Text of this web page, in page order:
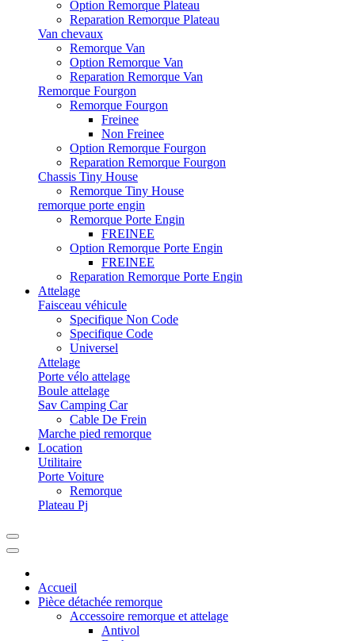
Option Remorque Plateau
Reparation Remorque Plateau
Van chevaux
Remorque Van
Option Remorque Van
Reparation Remorque Van
Remorque Fourgon
Remorque Fourgon
Freinee
Non Freinee
Option Remorque Fourgon
Reparation Remorque Fourgon
Chassis Tiny House
Remorque Tiny House
remorque porte engin
Remorque Porte Engin
FREINEE
Option Remorque Porte Engin
FREINEE
Reparation Remorque Porte Engin
Attelage
Faisceau véhicule
Specifique Non Code
Specifique Code
Universel
Attelage
Porte vélo attelage
Boule attelage
Sav Camping Car
Cable De Frein
Marche pied remorque
Location
Utilitaire
Porte Voiture
Remorque
Plateau Pj
Accueil
Pièce détachée remorque
Accessoire remorque et attelage
Antivol